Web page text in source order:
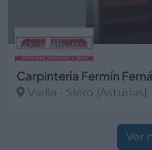
Carpintería Fermín
Viella - Siero (Asturias)
Ver